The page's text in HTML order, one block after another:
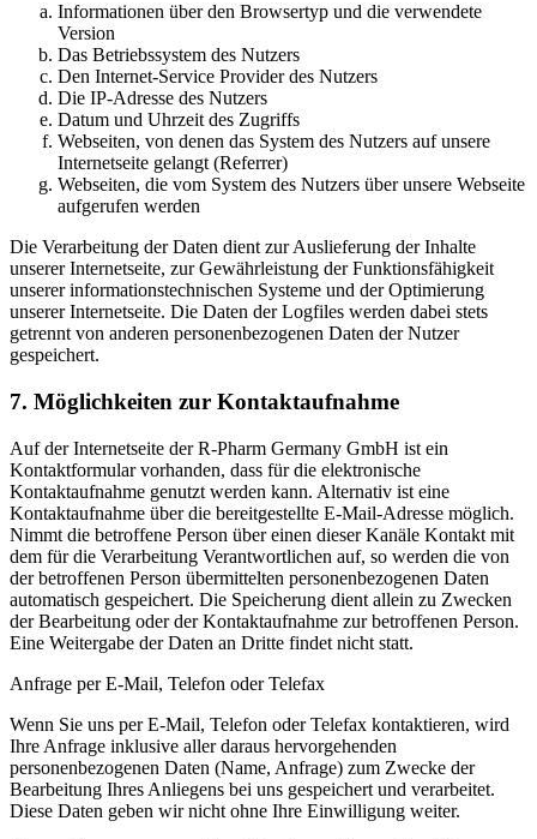
Informationen über den Browsertyp und die verwendete
Version
Das Betriebssystem des Nutzers
Den Internet-Service Provider des Nutzers
Die IP-Adresse des Nutzers
Datum und Uhrzeit des Zugriffs
Webseiten, von denen das System des Nutzers auf unsere
Internetseite gelangt (Referrer)
Webseiten, die vom System des Nutzers über unsere Webseite
aufgerufen werden
Die Verarbeitung der Daten dient zur Auslieferung der Inhalte
unserer Internetseite, zur Gewährleistung der Funktionsfähigkeit
unserer informationstechnischen Systeme und der Optimierung
unserer Internetseite. Die Daten der Logfiles werden dabei stets
getrennt von anderen personenbezogenen Daten der Nutzer
gespeichert.
7. Möglichkeiten zur Kontaktaufnahme
Auf der Internetseite der R-Pharm Germany GmbH ist ein
Kontaktformular vorhanden, dass für die elektronische
Kontaktaufnahme genutzt werden kann. Alternativ ist eine
Kontaktaufnahme über die bereitgestellte E-Mail-Adresse möglich.
Nimmt die betroffene Person über einen dieser Kanäle Kontakt mit
dem für die Verarbeitung Verantwortlichen auf, so werden die von
der betroffenen Person übermittelten personenbezogenen Daten
automatisch gespeichert. Die Speicherung dient allein zu Zwecken
der Bearbeitung oder der Kontaktaufnahme zur betroffenen Person.
Eine Weitergabe der Daten an Dritte findet nicht statt.
Anfrage per E-Mail, Telefon oder Telefax
Wenn Sie uns per E-Mail, Telefon oder Telefax kontaktieren, wird
Ihre Anfrage inklusive aller daraus hervorgehenden
personenbezogenen Daten (Name, Anfrage) zum Zwecke der
Bearbeitung Ihres Anliegens bei uns gespeichert und verarbeitet.
Diese Daten geben wir nicht ohne Ihre Einwilligung weiter.